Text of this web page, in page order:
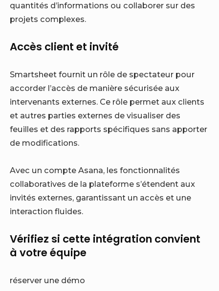
quantités d’informations ou collaborer sur des
projets complexes.
Accès client et invité
Smartsheet fournit un rôle de spectateur pour
accorder l’accès de manière sécurisée aux
intervenants externes. Ce rôle permet aux clients
et autres parties externes de visualiser des
feuilles et des rapports spécifiques sans apporter
de modifications.
Avec un compte Asana, les fonctionnalités
collaboratives de la plateforme s’étendent aux
invités externes, garantissant un accès et une
interaction fluides.
Vérifiez si cette intégration convient
à votre équipe
réserver une démo